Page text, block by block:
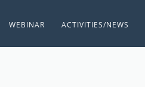
WEBINAR ACTIVITIES/NEWS